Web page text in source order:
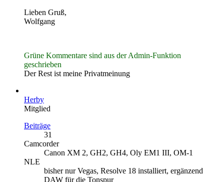
Lieben Gruß,
Wolfgang
Grüne Kommentare sind aus der Admin-Funktion
geschrieben
Der Rest ist meine Privatmeinung
Herby
Mitglied
Beiträge
31
Camcorder
Canon XM 2, GH2, GH4, Oly EM1 III, OM-1
NLE
bisher nur Vegas, Resolve 18 installiert, ergänzend
DAW für die Tonspur